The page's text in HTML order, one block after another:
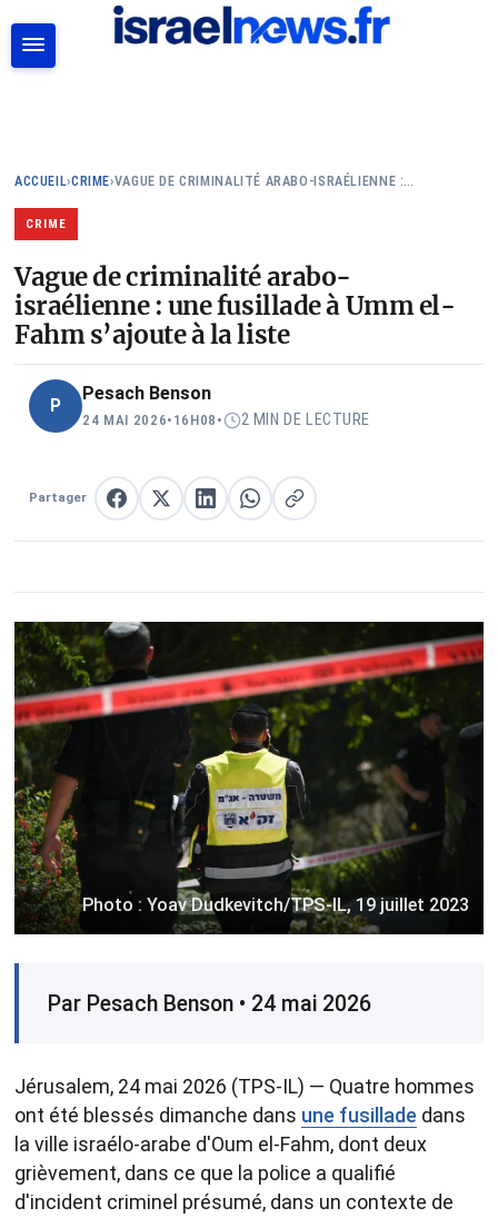
ACCUEIL›CRIME›VAGUE DE CRIMINALITÉ ARABO-ISRAÉLIENNE :…
CRIME
Vague de criminalité arabo-
israélienne : une fusillade à Umm el-
Fahm s’ajoute à la liste
P
Pesach Benson
24 MAI 2026• 16H08 • 2 MIN DE LECTURE
Partager Partager sur Facebook
Partager sur XPartager sur LinkedIn
Partager sur WhatsApp
Copier le lien
Photo : Yoav Dudkevitch/TPS-IL, 19 juillet 2023
Par Pesach Benson • 24 mai 2026
Jérusalem, 24 mai 2026 (TPS-IL) — Quatre hommes
ont été blessés dimanche dans une fusillade dans
la ville israélo-arabe d'Oum el-Fahm, dont deux
grièvement, dans ce que la police a qualifié
d'incident criminel présumé, dans un contexte de